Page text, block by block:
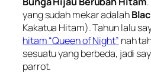
yang sudah mekar adalah
Kakatua Hitam). Tahun lalu
hitam “Queen of Night” nah
sesuatu yang berbeda, jadi
parrot.